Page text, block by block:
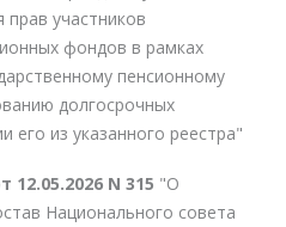
прав участников
фондов в рамках
пенсионному
долгосрочных
его из указанного реестра"
N 315 "О
Национального совета